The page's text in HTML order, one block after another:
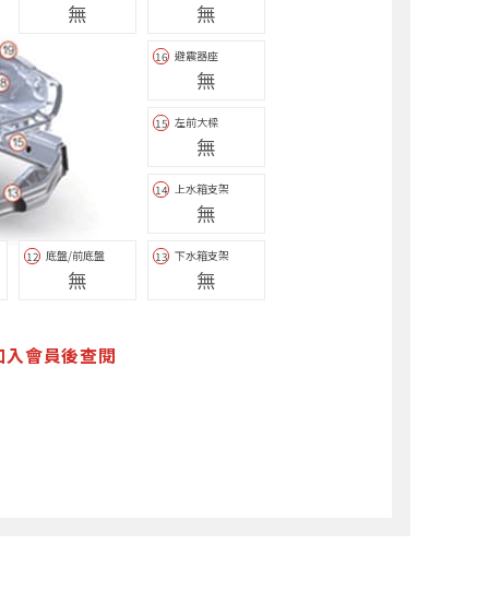
12 底盤/前底盤
無
13 下水箱支架
無
14 上水箱支架
無
15 左前大樑
無
16 避震器座
無
無
無
入會員後查閱